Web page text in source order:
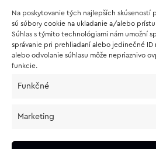
Na poskytovanie tých najlepších skúseností
sú súbory cookie na ukladanie a/alebo
Súhlas s týmito technológiami nám umožní
správanie pri prehliadaní alebo jedinečné ID
alebo odvolanie súhlasu môže nepriaznivo
funkcie.
Funkčné
Marketing
Vernostný program
O NÁKUPE
Vrátenie a reklamácia tovaru